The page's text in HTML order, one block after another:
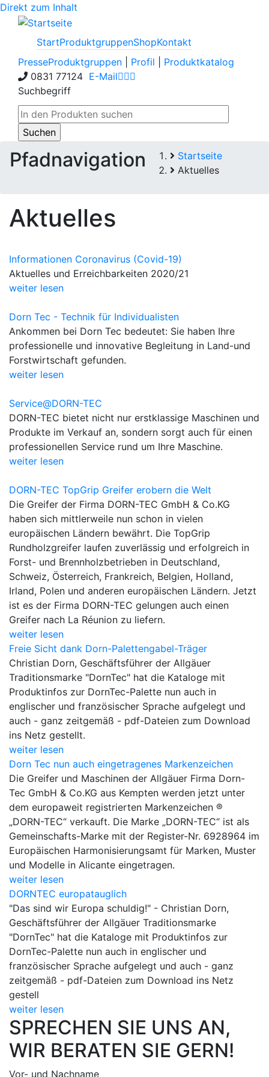
Direkt zum Inhalt
StartProduktgruppenShopKontakt
PresseProduktgruppen Profil
Produktkatalog
0831 77124 E-Mail
Suchbegriff
Pfadnavigation
Startseite
Aktuelles
Aktuelles
Informationen Coronavirus (Covid-19)
Aktuelles und Erreichbarkeiten 2020/21
weiter lesen
Dorn Tec - Technik für Individualisten
Ankommen bei Dorn Tec bedeutet: Sie haben Ihre
professionelle und innovative Begleitung in Land-und
Forstwirtschaft gefunden.
weiter lesen
Service@DORN-TEC
DORN-TEC bietet nicht nur erstklassige Maschinen und
Produkte im Verkauf an, sondern sorgt auch für einen
professionellen Service rund um Ihre Maschine.
weiter lesen
DORN-TEC TopGrip Greifer erobern die Welt
Die Greifer der Firma DORN-TEC GmbH & Co.KG
haben sich mittlerweile nun schon in vielen
europäischen Ländern bewährt. Die TopGrip
Rundholzgreifer laufen zuverlässig und erfolgreich in
Forst- und Brennholzbetrieben in Deutschland,
Schweiz, Österreich, Frankreich, Belgien, Holland,
Irland, Polen und anderen europäischen Ländern. Jetzt
ist es der Firma DORN-TEC gelungen auch einen
Greifer nach La Réunion zu liefern.
weiter lesen
Freie Sicht dank Dorn-Palettengabel-Träger
Christian Dorn, Geschäftsführer der Allgäuer
Traditionsmarke "DornTec" hat die Kataloge mit
Produktinfos zur DornTec-Palette nun auch in
englischer und französischer Sprache aufgelegt und
auch - ganz zeitgemäß - pdf-Dateien zum Download
ins Netz gestellt.
weiter lesen
Dorn Tec nun auch eingetragenes Markenzeichen
Die Greifer und Maschinen der Allgäuer Firma Dorn-
Tec GmbH & Co.KG aus Kempten werden jetzt unter
dem europaweit registrierten Markenzeichen ®
„DORN-TEC“ verkauft. Die Marke „DORN-TEC“ ist als
Gemeinschafts-Marke mit der Register-Nr. 6928964 im
Europäischen Harmonisierungsamt für Marken, Muster
und Modelle in Alicante eingetragen.
weiter lesen
DORNTEC europatauglich
"Das sind wir Europa schuldig!" - Christian Dorn,
Geschäftsführer der Allgäuer Traditionsmarke
"DornTec" hat die Kataloge mit Produktinfos zur
DornTec-Palette nun auch in englischer und
französischer Sprache aufgelegt und auch - ganz
zeitgemäß - pdf-Dateien zum Download ins Netz
gestell
weiter lesen
SPRECHEN SIE UNS AN,
WIR BERATEN SIE GERN!
Vor- und Nachname